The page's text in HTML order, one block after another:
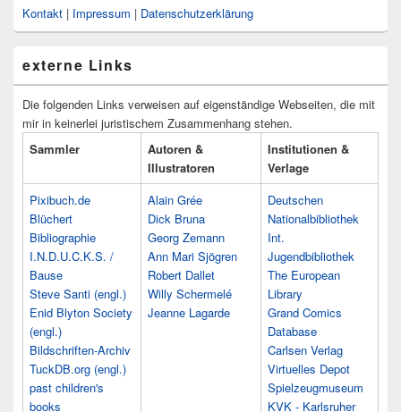
Kontakt | Impressum | Datenschutzerklärung
externe Links
Die folgenden Links verweisen auf eigenständige Webseiten, die mit
mir in keinerlei juristischem Zusammenhang stehen.
Sammler
Autoren &
Illustratoren
Institutionen &
Verlage
Pixibuch.de
Blüchert
Bibliographie
I.N.D.U.C.K.S. /
Bause
Steve Santi (engl.)
Enid Blyton Society
(engl.)
Bildschriften-Archiv
TuckDB.org (engl.)
past children's
books
Alain Grée
Dick Bruna
Georg Zemann
Ann Mari Sjögren
Robert Dallet
Willy Schermelé
Jeanne Lagarde
Deutschen
Nationalbibliothek
Int.
Jugendbibliothek
The European
Library
Grand Comics
Database
Carlsen Verlag
Virtuelles Depot
Spielzeugmuseum
KVK - Karlsruher